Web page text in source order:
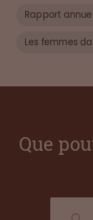
Rapport annuel
Les femmes
Que